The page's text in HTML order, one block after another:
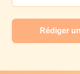
Rédiger